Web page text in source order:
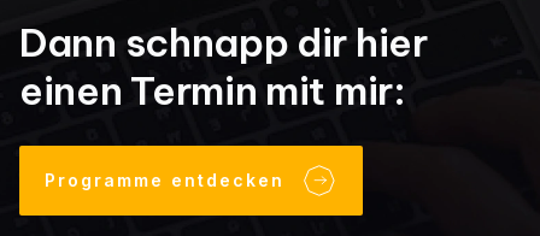
Dann schnapp dir hier
einen Termin mit mir:
Programme entdecken